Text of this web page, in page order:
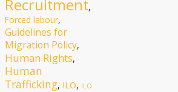
Recruitment,
Forced labour,
Guidelines for
Migration Policy,
Human Rights,
Human
Trafficking, ILO, ILO